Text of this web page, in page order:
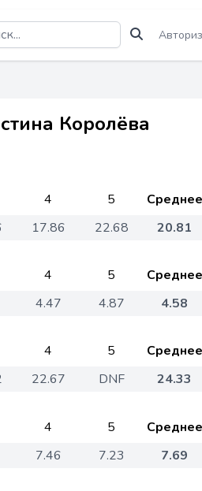
Королёва
4 5 Среднее
17.86 22.68 20.81
4 5 Среднее
4.47 4.87 4.58
4 5 Среднее
22.67 DNF 24.33
4 5 Среднее
7.46 7.23 7.69